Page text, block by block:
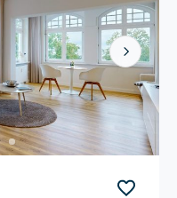
Next